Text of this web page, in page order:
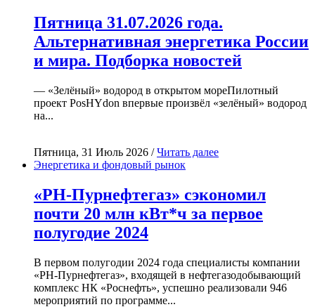
Пятница 31.07.2026 года.
Альтернативная энергетика России
и мира. Подборка новостей
— «Зелёный» водород в открытом мореПилотный
проект PosHYdon впервые произвёл «зелёный» водород
на...
Пятница, 31 Июль 2026 /Читать далее
Энергетика и фондовый рынок
«РН-Пурнефтегаз» сэкономил
почти 20 млн кВт*ч за первое
полугодие 2024
В первом полугодии 2024 года специалисты компании
«РН-Пурнефтегаз», входящей в нефтегазодобывающий
комплекс НК «Роснефть», успешно реализовали 946
мероприятий по программе...